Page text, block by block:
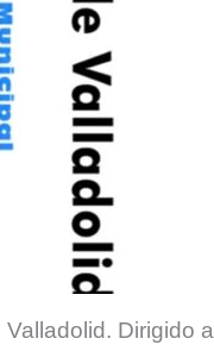
Dirigido a